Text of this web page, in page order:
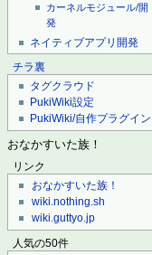
カーネルモジュール/開
発
ネイティブアプリ開発
チラ裏
タグクラウド
PukiWiki設定
PukiWiki/自作プラグイン
おなかすいた族！
リンク
おなかすいた族！
wiki.nothing.sh
wiki.guttyo.jp
人気の50件